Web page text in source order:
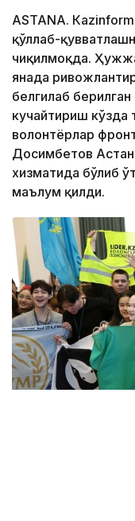
ASTANА.
қўллаб-
чиқилмоқда.
янада
белгилаб
кучайтириш кўзда
волонтёрлар
Досимбетов
хизматида бўлиб
маълум қилди.